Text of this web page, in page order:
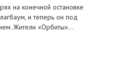
на конечной остановке
и теперь он под
Жители «Орбиты»…